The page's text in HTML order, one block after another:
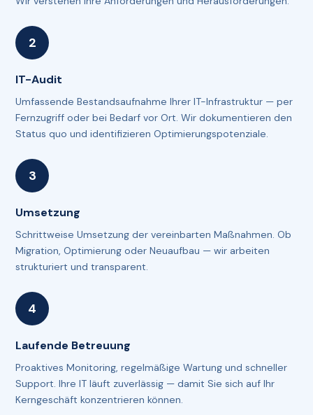
IT-Audit
Umfassende Bestandsaufnahme Ihrer IT-Infrastruktur — per
Fernzugriff oder bei Bedarf vor Ort. Wir dokumentieren den
Status quo und identifizieren Optimierungspotenziale.
Umsetzung
Schrittweise Umsetzung der vereinbarten Maßnahmen. Ob
Migration, Optimierung oder Neuaufbau — wir arbeiten
strukturiert und transparent.
Laufende Betreuung
Proaktives Monitoring, regelmäßige Wartung und schneller
Support. Ihre IT läuft zuverlässig — damit Sie sich auf Ihr
Kerngeschäft konzentrieren können.